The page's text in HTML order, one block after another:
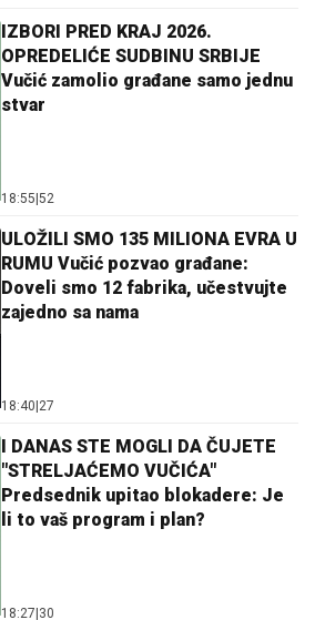
IZBORI PRED KRAJ 2026.
OPREDELIĆE SUDBINU SRBIJE
Vučić zamolio građane samo jednu
stvar
18:55 52
ULOŽILI SMO 135 MILIONA EVRA U
RUMU Vučić pozvao građane:
Doveli smo 12 fabrika, učestvujte
zajedno sa nama
18:40 27
I DANAS STE MOGLI DA ČUJETE
"STRELJAĆEMO VUČIĆA"
Predsednik upitao blokadere: Je
li to vaš program i plan?
18:27 30